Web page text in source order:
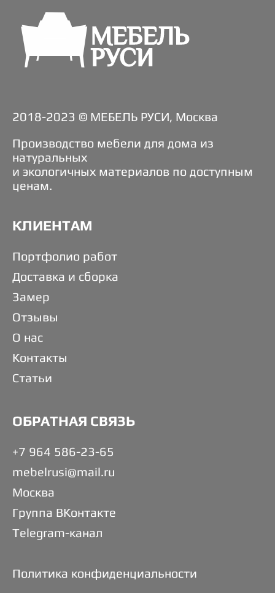
2018-2023 © МЕБЕЛЬ РУСИ, Москва
Производство мебели для дома из
натуральных
и экологичных материалов по доступным
ценам.
КЛИЕНТАМ
Портфолио работ
Доставка и сборка
Замер
Отзывы
О нас
Контакты
Статьи
ОБРАТНАЯ СВЯЗЬ
+7 964 586-23-65
mebelrusi@mail.ru
Москва
Группа ВКонтакте
Telegram-канал
Политика конфиденциальности